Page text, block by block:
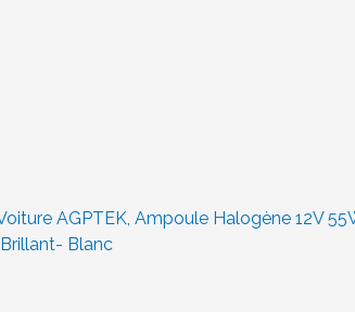
AGPTEK, Ampoule Halogène 12V
Blanc